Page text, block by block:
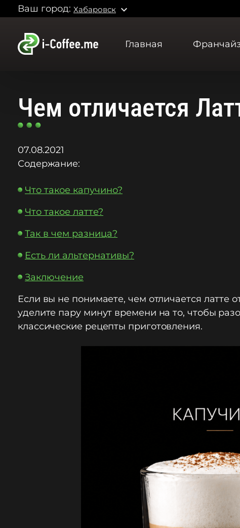
Ваш город: Хабаровск expand_more
Главная
Чем отличается
07.08.2021
Содержание:
Что такое капучино?
Что такое латте?
Так в чем разница?
Есть ли альтернативы?
Заключение
Если вы не понимаете, чем отличается латте
уделите пару минут времени на то, чтобы
классические рецепты приготовления.